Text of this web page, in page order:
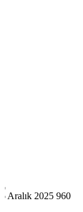
Aralık 2025 960